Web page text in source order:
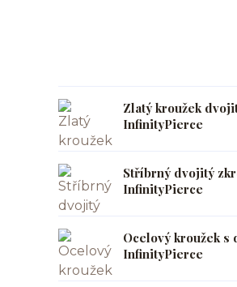
Zlatý kroužek
InfinityPierce
Stříbrný dvojitý
InfinityPierce
Ocelový kroužek s
InfinityPierce